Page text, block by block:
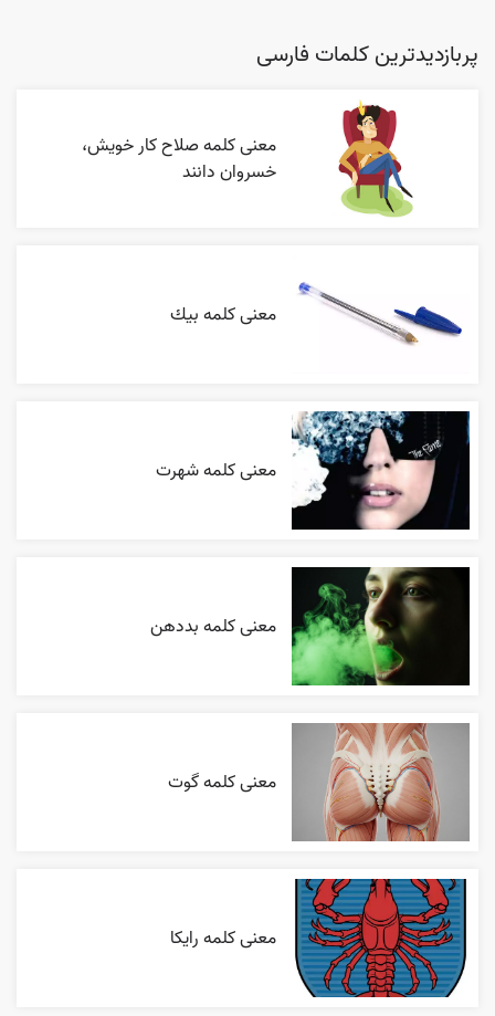
پربازدیدترین کلمات فارسی
معنی کلمه صلاح کار خویش،
خسروان دانند
معنی کلمه بيك
معنی کلمه شهرت
معنی کلمه بددهن
معنی کلمه گوت
معنی کلمه رایکا